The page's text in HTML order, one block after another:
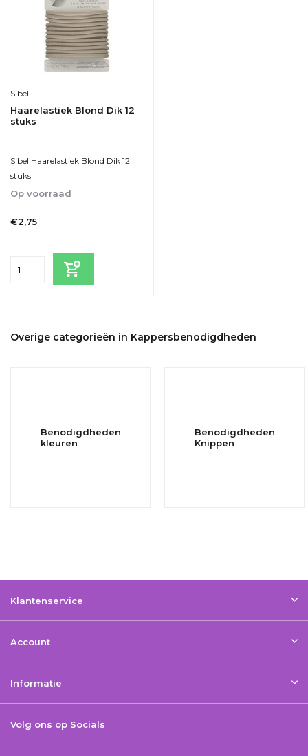
Sibel
Haarelastiek Blond Dik 12
stuks
Sibel Haarelastiek Blond Dik 12
stuks
Op voorraad
€2,75
Overige categorieën in Kappersbenodigdheden
Benodigdheden
kleuren
Benodigdheden
Knippen
Klantenservice
Account
Informatie
Volg ons op Socials